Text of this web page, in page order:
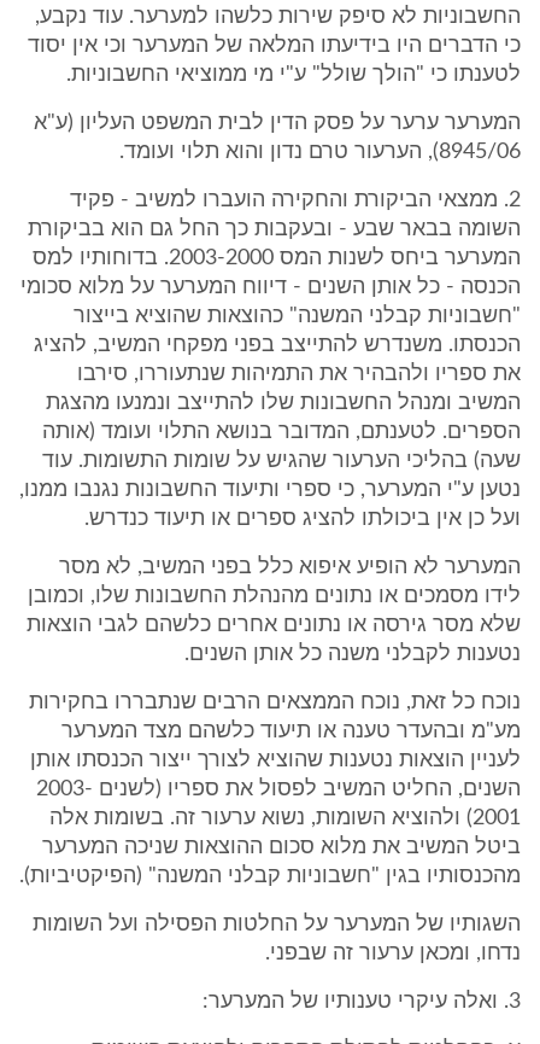
החשבוניות לא סיפק שירות כלשהו למערער. עוד נקבע,
כי הדברים היו בידיעתו המלאה של המערער וכי אין יסוד
לטענתו כי "הולך שולל" ע"י מי ממוציאי החשבוניות.
המערער ערער על פסק הדין לבית המשפט העליון (ע"א
8945/06), הערעור טרם נדון והוא תלוי ועומד.
2. ממצאי הביקורת והחקירה הועברו למשיב - פקיד
השומה בבאר שבע - ובעקבות כך החל גם הוא בביקורת
המערער ביחס לשנות המס 2003-2000. בדוחותיו למס
הכנסה - כל אותן השנים - דיווח המערער על מלוא סכומי
"חשבוניות קבלני המשנה" כהוצאות שהוציא בייצור
הכנסתו. משנדרש להתייצב בפני מפקחי המשיב, להציג
את ספריו ולהבהיר את התמיהות שנתעוררו, סירבו
המשיב ומנהל החשבונות שלו להתייצב ונמנעו מהצגת
הספרים. לטענתם, המדובר בנושא התלוי ועומד (אותה
שעה) בהליכי הערעור שהגיש על שומות התשומות. עוד
נטען ע"י המערער, כי ספרי ותיעוד החשבונות נגנבו ממנו,
ועל כן אין ביכולתו להציג ספרים או תיעוד כנדרש.
המערער לא הופיע איפוא כלל בפני המשיב, לא מסר
לידו מסמכים או נתונים מהנהלת החשבונות שלו, וכמובן
שלא מסר גירסה או נתונים אחרים כלשהם לגבי הוצאות
נטענות לקבלני משנה כל אותן השנים.
נוכח כל זאת, נוכח הממצאים הרבים שנתבררו בחקירות
מע"מ ובהעדר טענה או תיעוד כלשהם מצד המערער
לעניין הוצאות נטענות שהוציא לצורך ייצור הכנסתו אותן
השנים, החליט המשיב לפסול את ספריו (לשנים 2003-
2001) ולהוציא השומות, נשוא ערעור זה. בשומות אלה
ביטל המשיב את מלוא סכום ההוצאות שניכה המערער
מהכנסותיו בגין "חשבוניות קבלני המשנה" (הפיקטיביות).
השגותיו של המערער על החלטות הפסילה ועל השומות
נדחו, ומכאן ערעור זה שבפני.
3. ואלה עיקרי טענותיו של המערער: